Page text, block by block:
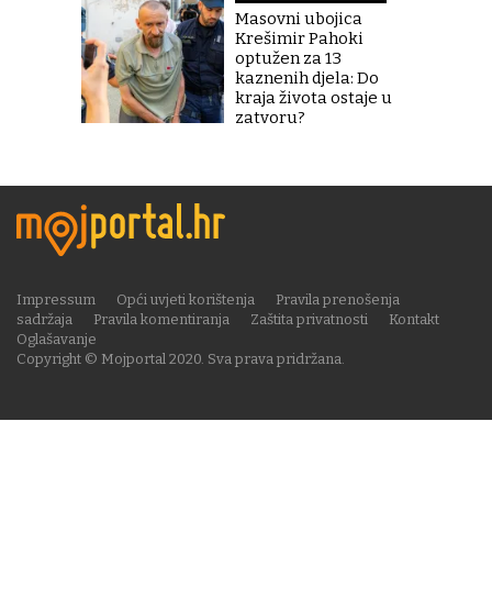
Masovni ubojica
Krešimir Pahoki
optužen za 13
kaznenih djela: Do
kraja života ostaje u
zatvoru?
Copyright © Mojportal 2020. Sva prava pridržana.
Impressum Opći uvjeti korištenja
Pravila prenošenja
sadržaja
Pravila komentiranja Zaštita privatnosti
Kontakt
Oglašavanje